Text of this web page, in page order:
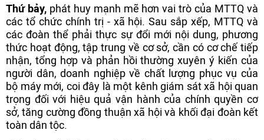
Thứ bảy,phát huy mạnh mẽ hơn vai trò của MTTQ và
các tổ chức chính trị - xã hội. Sau sắp xếp, MTTQ và
các đoàn thể phải thực sự đổi mới nội dung, phương
thức hoạt động, tập trung về cơ sở, cần có cơ chế tiếp
nhận, tổng hợp và phản hồi thường xuyên ý kiến của
người dân, doanh nghiệp về chất lượng phục vụ của
bộ máy mới, coi đây là một kênh giám sát xã hội quan
trọng đối với hiệu quả vận hành của chính quyền cơ
sở, tăng cường đồng thuận xã hội và khối đại đoàn kết
toàn dân tộc.